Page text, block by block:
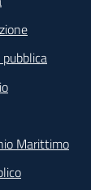
Marittimo